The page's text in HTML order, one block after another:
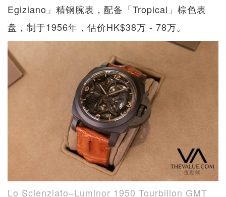
Egiziano」精钢腕表，配备「Tropical」棕色表
盘，制于1956年，估价HK$38万 - 78万。
Lo Scienziato–Luminor 1950 Tourbillon GMT